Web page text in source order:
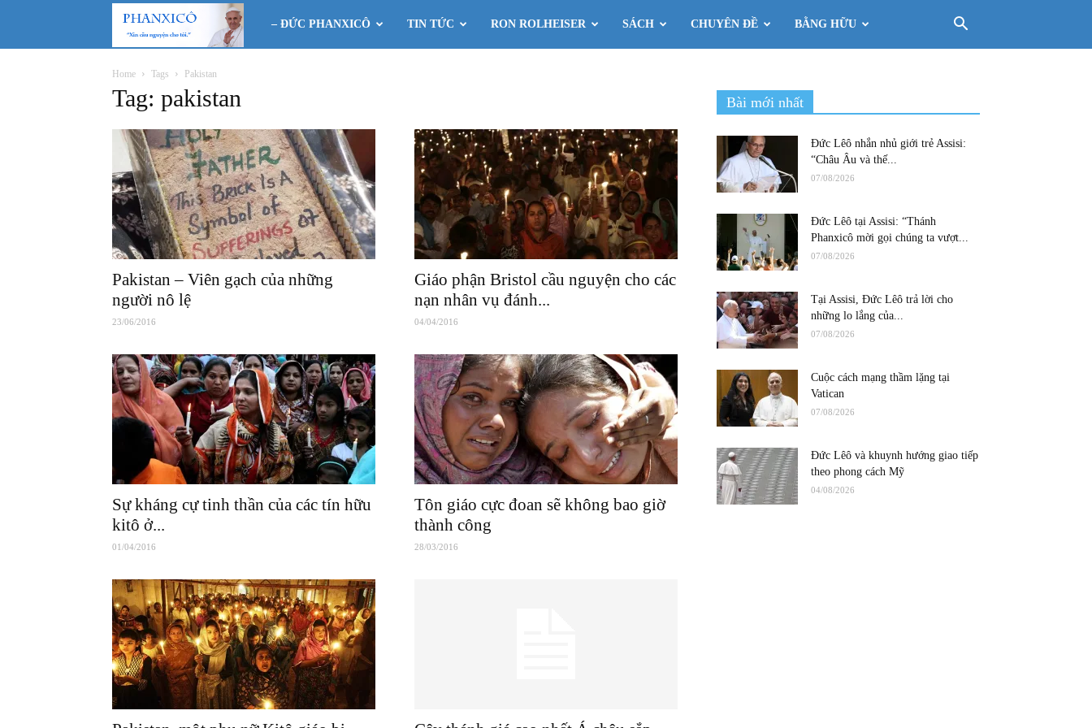
Phanxicô
– ĐỨC PHANXICÔ TIN TỨC RON ROLHEISER SÁCH CHUYÊN ĐỀ BẰNG HỮU
Home Tags Pakistan
Tag: pakistan
Pakistan – Viên gạch của những
người nô lệ
23/06/2016
Giáo phận Bristol cầu nguyện cho các
nạn nhân vụ đánh...
04/04/2016
Sự kháng cự tinh thần của các tín hữu
kitô ở...
01/04/2016
Tôn giáo cực đoan sẽ không bao giờ
thành công
28/03/2016
Bài mới nhất
Đức Lêô nhắn nhủ giới trẻ Assisi:
“Châu Âu và thế...
07/08/2026
Đức Lêô tại Assisi: “Thánh
Phanxicô mời gọi chúng ta vượt...
07/08/2026
Tại Assisi, Đức Lêô trả lời cho
những lo lắng của...
07/08/2026
Cuộc cách mạng thầm lặng tại
Vatican
07/08/2026
Đức Lêô và khuynh hướng giao tiếp
theo phong cách Mỹ
04/08/2026